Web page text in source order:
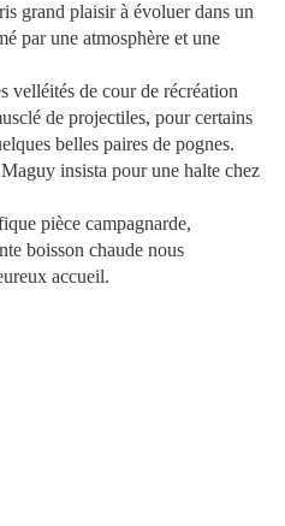
grand plaisir à évoluer dans un
par une atmosphère et une
velléités de cour de récréation
de projectiles, pour certains
belles paires de pognes.
insista pour une halte chez
pièce campagnarde,
boisson chaude nous
accueil.